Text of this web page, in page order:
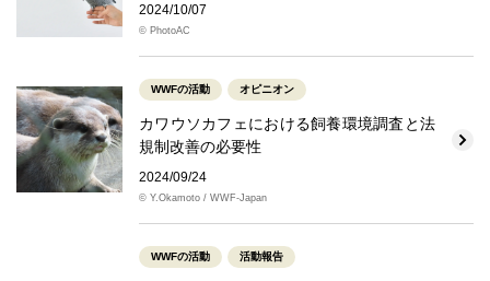
2024/10/07
© PhotoAC
WWFの活動 オピニオン
カワウソカフェにおける飼養環境調査と法
規制改善の必要性
2024/09/24
© Y.Okamoto / WWF-Japan
WWFの活動 活動報告